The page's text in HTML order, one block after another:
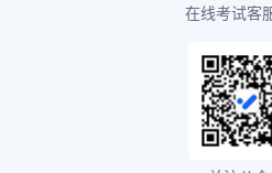
在线考试客